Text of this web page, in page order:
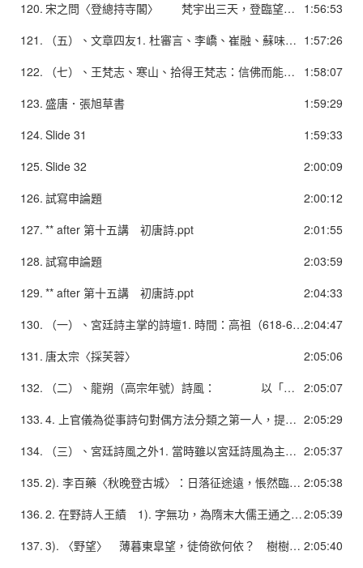
1:56:53
120.
宋之問〈登總持寺閣〉 梵宇出三天，登臨望八川。 仄仄仄平平 平平仄仄平 開襟坐霄漢，揮手拂雲煙。 平平仄平仄 平仄仄平平 函谷青山外，昆明落日邊。 平仄平平仄 平平仄仄平 東京楊柳陌，少別已經年。 平平平仄仄 仄仄仄平平 （第三句犯孤平）
1:57:26
121.
（五）、文章四友1. 杜審言、李嶠、崔融、蘇味道。2. 與沈宋同時，同為宮廷詩人，文學一方面承繼梁、陳詩風，一方面為沈、宋律體之主要推動者。（六）、劉希夷、張若虛 詩歌成就一為運用聲律於樂府，再為化五言樂府為七言，故其樂府音節轉美，篇幅轉長。
1:58:07
122.
（七）、王梵志、寒山、拾得王梵志：信佛而能詩，其詩多以淺俗語言寫成，大部份似偈語。2. 寒山、拾得詩有二類，一類繼承王梵志，如同偈語，一類寫山中景物及生活情趣，頗具情韻意境。
1:59:29
123. 盛唐．張旭草書
1:59:33
124. Slide 31
2:00:09
125. Slide 32
2:00:12
126. 試寫申論題
2:01:55
127. ** after 第十五講 初唐詩.ppt
2:03:59
128. 試寫申論題
2:04:33
129. ** after 第十五講 初唐詩.ppt
2:04:47
130.
（一）、宮廷詩主掌的詩壇1. 時間：高祖（618-626）、太宗（650-684）約四十年，以貞觀年間為主要的文學活動時間。2. 本期主要沿續齊梁以來的宮廷詩風，以宮廷遊宴、君臣唱和為主。題材內容趨向雅正，「宮體」等較「浮艷」的題材雖仍有創作，但已大為減少。 格局較寛廣，氣勢較宏大。
2:05:06
131. 唐太宗〈採芙蓉〉
2:05:07
132.
（二）、龍朔（高宗年號）詩風： 以「上官體」為主1. 高宗李治（650-684）更愛好文學，新一代宮廷詩人崛起，以上官儀最受重視。 2. 上官儀，字游韶。早年參與宮廷遊宴，頗受太宗賞識，高宗即位後，更受恩寵。3. 「上官體」：上官儀詩風「文辭綺錯，意趣婉媚」，上承梁陳詩風，為當時仿效的對象，故稱之。
2:05:29
133.
4. 上官儀為從事詩句對偶方法分類之第一人，提倡「六對」、「八對」之說，歸納對偶的方式，使學者易遵循，對律詩之完成有催生作用。5. 上官儀〈早春桂林殿應詔〉 步輦出披香，清歌臨太液。 曉樹流鶯滿，春堤芳草積。 風光翻露文，雪華上空碧。 花蝶來未已，山光暖將夕。
2:05:37
134.
（三）、宮廷詩風之外1. 當時雖以宮廷詩風為主，不過宮廷詩人於非宮廷場合時，其創作亦及於羈旅行役或自抒懷抱之作。 1). 唐太宗〈遼東山夜臨秋詩〉：煙生遙岸隱，月落半崖陰。連山驚鳥亂，隔岫斷猿吟。
2:05:38
135.
2). 李百藥〈秋晚登古城〉：日落征途遠，悵然臨古城。頹墉寒雀集，荒堞晚鳥驚。蕭森灌木上，迢遞孤煙生。霞景煥餘照，露氣澄晚晴。秋風轉搖落，此志安可平。
2:05:39
136.
2. 在野詩人王績 1). 字無功，為隋末大儒王通之弟，好易、老、莊，自號東臯子。 2). 詩歌除宮體三首採蕭綱手法外，其餘均與陶淵明詩風相似，但有些兼採律體，可見其亦為齊梁以來律體形成過程中的一員。
2:05:40
137.
3). 〈野望〉 薄暮東皐望，徒倚欲何依？ 樹樹皆秋色，山山唯落暉。 牧人驅犢返，獵馬帶禽歸。 相顧無相識，長歌懷采薇。